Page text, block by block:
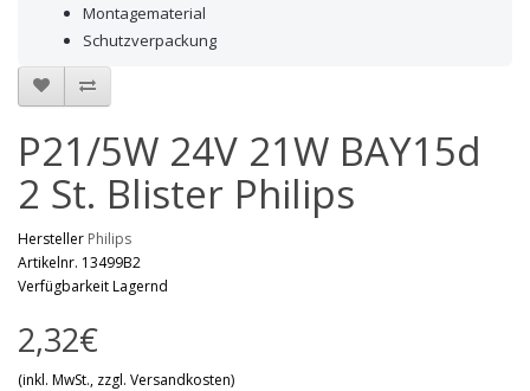
Montagematerial
Schutzverpackung
P21/5W 24V 21W BAY15d
2 St. Blister Philips
Hersteller Philips
Artikelnr. 13499B2
Verfügbarkeit Lagernd
2,32€
(inkl. MwSt., zzgl. Versandkosten)